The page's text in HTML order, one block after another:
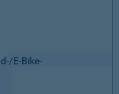
E-Bike-